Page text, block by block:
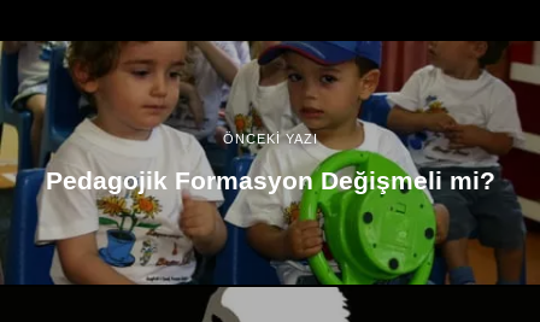
ÖNCEKİ YAZI
Pedagojik Formasyon Değişmeli mi?